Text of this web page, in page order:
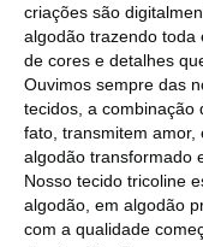
criações são
algodão trazendo toda
de cores e detalhes
Ouvimos sempre das
tecidos, a combinação
fato, transmitem amor,
algodão transformado
Nosso tecido tricoline
algodão, em algodão
com a qualidade